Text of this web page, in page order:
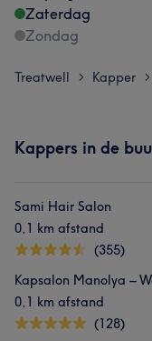
Zaterdag
Zondag
Treatwell > Kapper >
Kappers in de
Sami Hair Salon
0,1 km afstand
(355)
Kapsalon Manolya –
0,1 km afstand
(128)